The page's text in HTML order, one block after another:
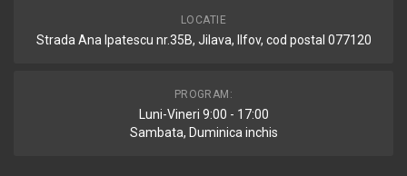
LOCATIE
Strada Ana Ipatescu nr.35B, Jilava, Ilfov, cod postal 077120
PROGRAM:
Luni-Vineri 9:00 - 17:00
Sambata, Duminica inchis